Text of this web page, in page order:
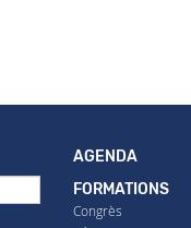
AGENDA
FORMATIONS
Congrès